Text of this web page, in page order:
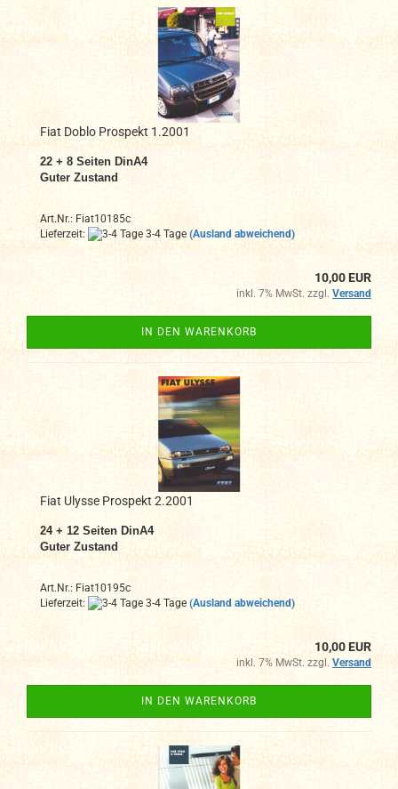
Fiat Doblo Prospekt 1.2001
22 + 8 Seiten DinA4
Guter Zustand
Art.Nr.: Fiat10185c
Lieferzeit:
3-4 Tage (Ausland abweichend)
10,00 EUR
inkl. 7% MwSt. zzgl. Versand
IN DEN WARENKORB
Fiat Ulysse Prospekt 2.2001
24 + 12 Seiten DinA4
Guter Zustand
Art.Nr.: Fiat10195c
Lieferzeit:
3-4 Tage (Ausland abweichend)
10,00 EUR
inkl. 7% MwSt. zzgl. Versand
IN DEN WARENKORB